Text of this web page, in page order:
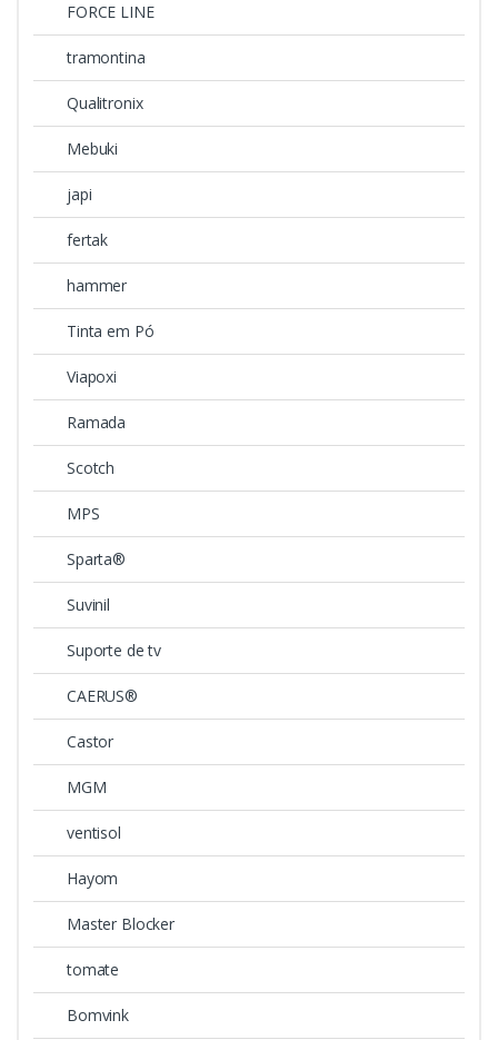
FORCE LINE
tramontina
Qualitronix
Mebuki
japi
fertak
hammer
Tinta em Pó
Viapoxi
Ramada
Scotch
MPS
Sparta®
Suvinil
Suporte de tv
CAERUS®
Castor
MGM
ventisol
Hayom
Master Blocker
tomate
Bomvink